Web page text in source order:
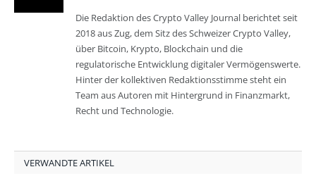
Die Redaktion des Crypto Valley Journal berichtet seit
2018 aus Zug, dem Sitz des Schweizer Crypto Valley,
über Bitcoin, Krypto, Blockchain und die
regulatorische Entwicklung digitaler Vermögenswerte.
Hinter der kollektiven Redaktionsstimme steht ein
Team aus Autoren mit Hintergrund in Finanzmarkt,
Recht und Technologie.
VERWANDTE ARTIKEL